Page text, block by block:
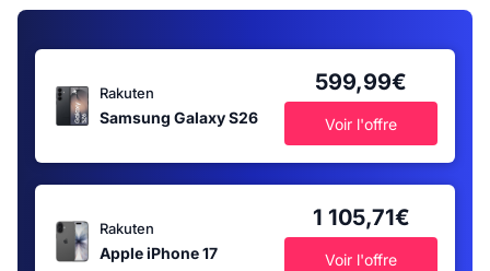
Rakuten
Samsung Galaxy S26
599,99€
Voir l'offre
Rakuten
Apple iPhone 17
1 105,71€
Voir l'offre